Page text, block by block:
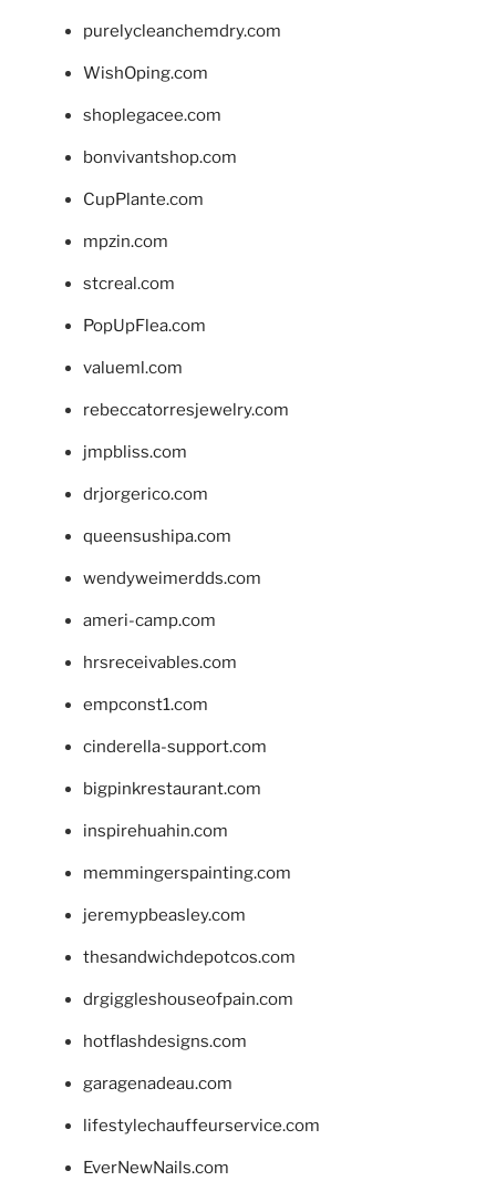
purelycleanchemdry.com
WishOping.com
shoplegacee.com
bonvivantshop.com
CupPlante.com
mpzin.com
stcreal.com
PopUpFlea.com
valueml.com
rebeccatorresjewelry.com
jmpbliss.com
drjorgerico.com
queensushipa.com
wendyweimerdds.com
ameri-camp.com
hrsreceivables.com
empconst1.com
cinderella-support.com
bigpinkrestaurant.com
inspirehuahin.com
memmingerspainting.com
jeremypbeasley.com
thesandwichdepotcos.com
drgiggleshouseofpain.com
hotflashdesigns.com
garagenadeau.com
lifestylechauffeurservice.com
EverNewNails.com